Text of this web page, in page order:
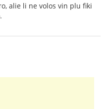
alie li ne volos vin plu fiki